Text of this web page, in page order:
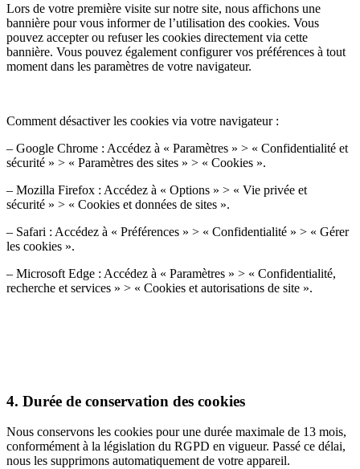
Lors de votre première visite sur notre site, nous affichons une
bannière pour vous informer de l’utilisation des cookies. Vous
pouvez accepter ou refuser les cookies directement via cette
bannière. Vous pouvez également configurer vos préférences à tout
moment dans les paramètres de votre navigateur.
Comment désactiver les cookies via votre navigateur :
– Google Chrome : Accédez à « Paramètres » > « Confidentialité et
sécurité » > « Paramètres des sites » > « Cookies ».
– Mozilla Firefox : Accédez à « Options » > « Vie privée et
sécurité » > « Cookies et données de sites ».
– Safari : Accédez à « Préférences » > « Confidentialité » > « Gérer
les cookies ».
– Microsoft Edge : Accédez à « Paramètres » > « Confidentialité,
recherche et services » > « Cookies et autorisations de site ».
4. Durée de conservation des cookies
Nous conservons les cookies pour une durée maximale de 13 mois,
conformément à la législation du RGPD en vigueur. Passé ce délai,
nous les supprimons automatiquement de votre appareil.